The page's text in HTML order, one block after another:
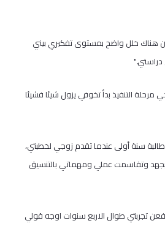
هناك خلل واضح بمستوى تفكيري بيني
دراستي."
التنفيذ بدأ تخوفي يزول شيئا فشيئا
طالبة سنة أولى عندما تقدم زوجي لخطبتي،
بجهد وتقاسمت عملي ومهماتي بالتنسيق
تجربتي طوال الاربع سنوات اوجه قولي